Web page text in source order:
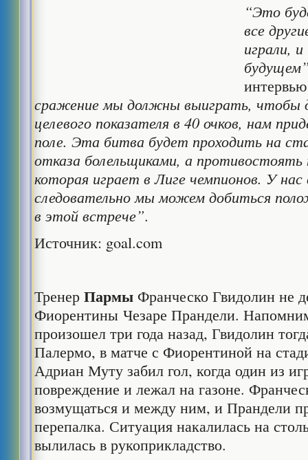
“Это
все
играли,
сражение мы должны выиграть, чтобы
целевого показателя в 40 очков, нам
поле.Эта битва будет проходить на
отказа болельщиками, а
которая играет в Лиге чемпионов. У нас
следовательно мы можем добиться
в этой встрече”.
Источник: goal.com
ТренерПармы Франческо Гвидолин не
Фиорентины Чезаре Прандели.
произошел три года назад, Гвидолин
Палермо, в матче с Фиорентиной на
Адриан Муту забил гол, когда один из
повреждение и лежал на газоне.
возмущаться и между ним, и Прандели
перепалка. Ситуация накалилась на
вылилась в рукоприкладство.